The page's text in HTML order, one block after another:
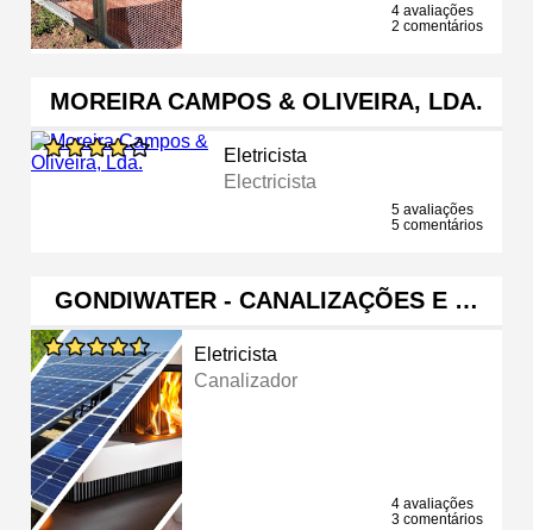
4 avaliações
2 comentários
MOREIRA CAMPOS & OLIVEIRA, LDA.
Eletricista
Electricista
5 avaliações
5 comentários
GONDIWATER - CANALIZAÇÕES E …
Eletricista
Canalizador
4 avaliações
3 comentários